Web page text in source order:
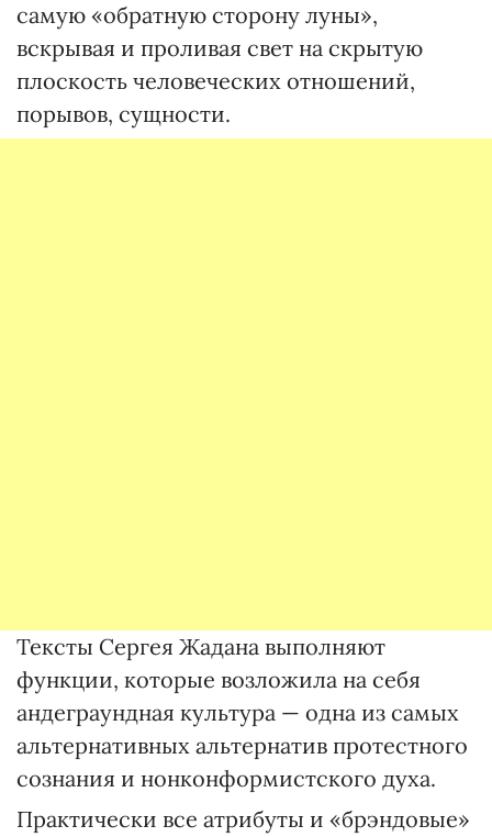
самую «обратную сторону луны»,
вскрывая и проливая свет на скрытую
плоскость человеческих отношений,
порывов, сущности.
Тексты Сергея Жадана выполняют
функции, которые возложила на себя
андеграундная культура — одна из самых
альтернативных альтернатив протестного
сознания и нонконформистского духа.
Практически все атрибуты и «брэндовые»